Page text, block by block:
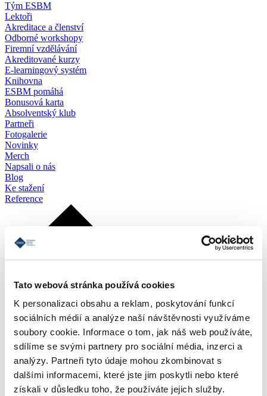
Tato webová stránka používá cookies
K personalizaci obsahu a reklam, poskytování funkcí
sociálních médií a analýze naší návštěvnosti využíváme
soubory cookie. Informace o tom, jak náš web používáte,
sdílíme se svými partnery pro sociální média, inzerci a
analýzy. Partneři tyto údaje mohou zkombinovat s
dalšími informacemi, které jste jim poskytli nebo které
získali v důsledku toho, že používáte jejich služby.
Tým ESBM
Lektoři
Akreditace a členství
Odborné workshopy
Firemní vzdělávání
Akreditované kurzy
E-learningový systém
Knihovna
ESBM pomáhá
Bonusová karta
Absolventský klub
Partneři
Fotogalerie
Novinky
Merch
Napsali o nás
Blog
Ke stažení
Reference